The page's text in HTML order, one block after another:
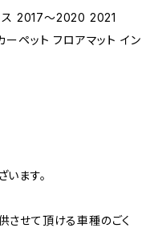
ス 2017〜2020 2021
ペット フロアマット イン
ます。
させて頂ける車種のごく